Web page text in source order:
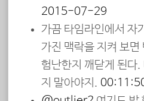
2015-07-29
가끔 타임라인에서 자
가진 맥락을 지켜 보
험난한지 깨닫게 된다
지 말아야지.